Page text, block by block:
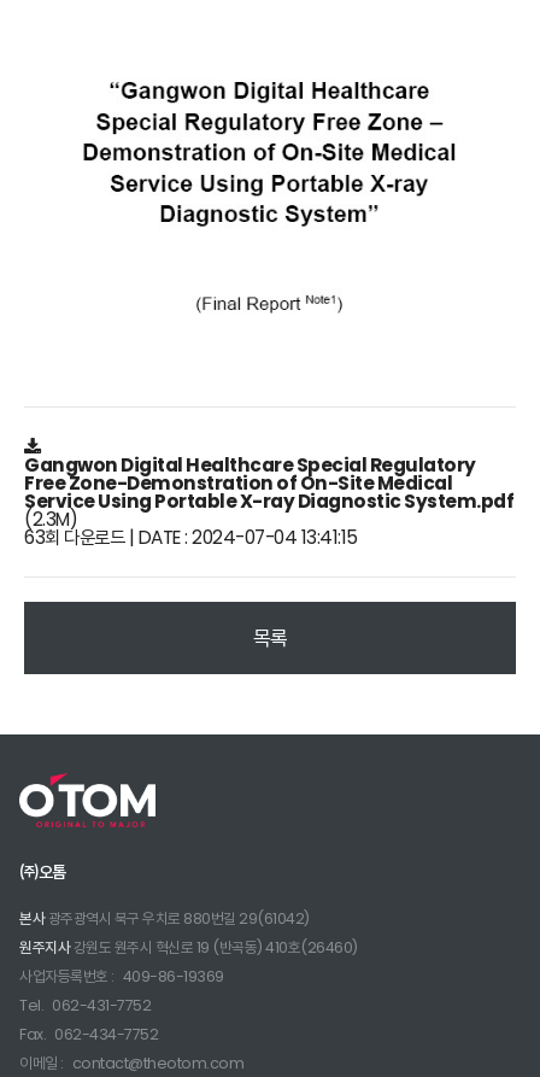
Gangwon Digital Healthcare Special Regulatory
Free Zone-Demonstration of On-Site Medical
Service Using Portable X-ray Diagnostic System.pdf
(2.3M)
63회 다운로드 | DATE : 2024-07-04 13:41:15
목록
㈜오톰
본사광주광역시 북구 우치로 880번길 29(61042)
원주지사강원도 원주시 혁신로 19 (반곡동) 410호(26460)
사업자등록번호 : 409-86-19369
Tel. 062-431-7752
Fax. 062-434-7752
이메일 : contact@theotom.com